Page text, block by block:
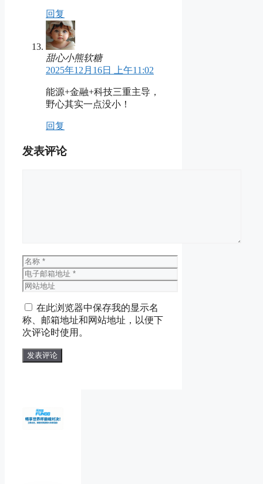
回复
甜心小熊软糖
2025年12月16日 上午11:02
能源+金融+科技三重主导，
野心其实一点没小！
回复
发表评论
名
称
电
子
箱
地
址
网
地
址
在此浏览器中保存我的显示名
称、邮箱地址和网站地址，以便下
次评论时使用。